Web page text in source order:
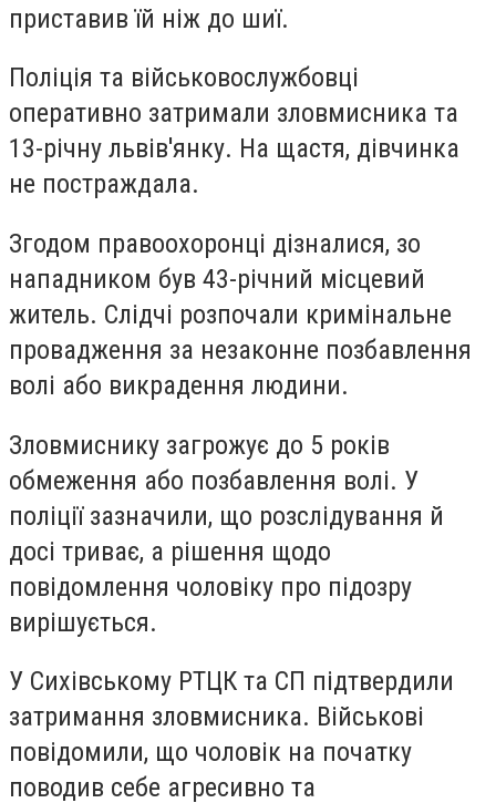
приставив їй ніж до шиї.
Поліція та військовослужбовці
оперативно затримали зловмисника та
13-річну львів'янку. На щастя, дівчинка
не постраждала.
Згодом правоохоронці дізналися, зо
нападником був 43-річний місцевий
житель. Слідчі розпочали кримінальне
провадження за незаконне позбавлення
волі або викрадення людини.
Зловмиснику загрожує до 5 років
обмеження або позбавлення волі. У
поліції зазначили, що розслідування й
досі триває, а рішення щодо
повідомлення чоловіку про підозру
вирішується.
У Сихівському РТЦК та СП підтвердили
затримання зловмисника. Військові
повідомили, що чоловік на початку
поводив себе агресивно та